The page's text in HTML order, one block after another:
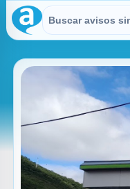
Buscar en Avisitos